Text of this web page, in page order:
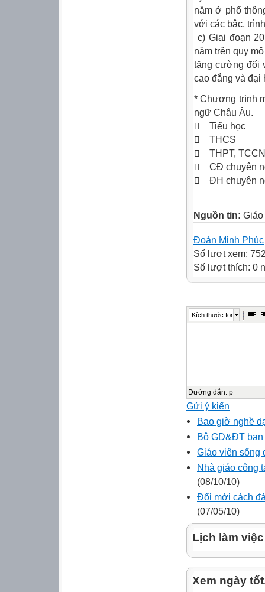
năm ở phổ
với các bậc,
c) Giai đoạn
năm trên quy
tăng cường đối
cao đẳng và đại
* Chương trình
ngữ Châu Âu.
 Tiểu
 THCS
 THPT,
 CĐ
 ĐH
Nguồn tin:
Đoàn Minh Phúc
Số lượt xem:
Số lượt thích: 0
Kích thước font
Đường dẫn: p
Gửi ý kiến
Bao giờ nghề
Bộ GD&ĐT ban
Giáo viên
Nhà giáo công
(08/10/10)
Đổi mới cách
(07/05/10)
Lịch làm việc
Xem ngày